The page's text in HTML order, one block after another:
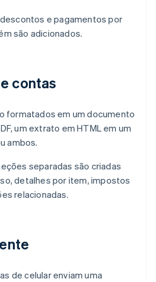
e pagamentos por
são adicionados.
contas
formatados em um documento
um extrato em HTML em um
ambos.
separadas são criadas
detalhes por item, impostos
relacionadas.
de celular enviam uma